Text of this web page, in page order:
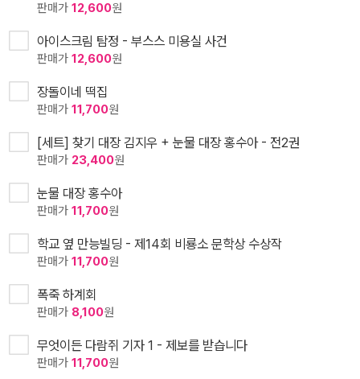
판매가 12,600원
아이스크림 탐정 - 부스스 미용실 사건
판매가 12,600원
장돌이네 떡집
판매가 11,700원
[세트] 찾기 대장 김지우 + 눈물 대장 홍수아 - 전2권
판매가 23,400원
눈물 대장 홍수아
판매가 11,700원
학교 옆 만능빌딩 - 제14회 비룡소 문학상 수상작
판매가 11,700원
폭죽 하계회
판매가 8,100원
무엇이든 다람쥐 기자 1 - 제보를 받습니다
판매가 11,700원